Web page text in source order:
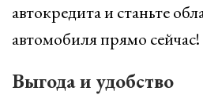
автокредита и станьте
автомобиля прямо сейчас!
Выгода и удобство